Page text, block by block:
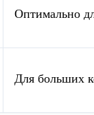
Оптимально
Для больших